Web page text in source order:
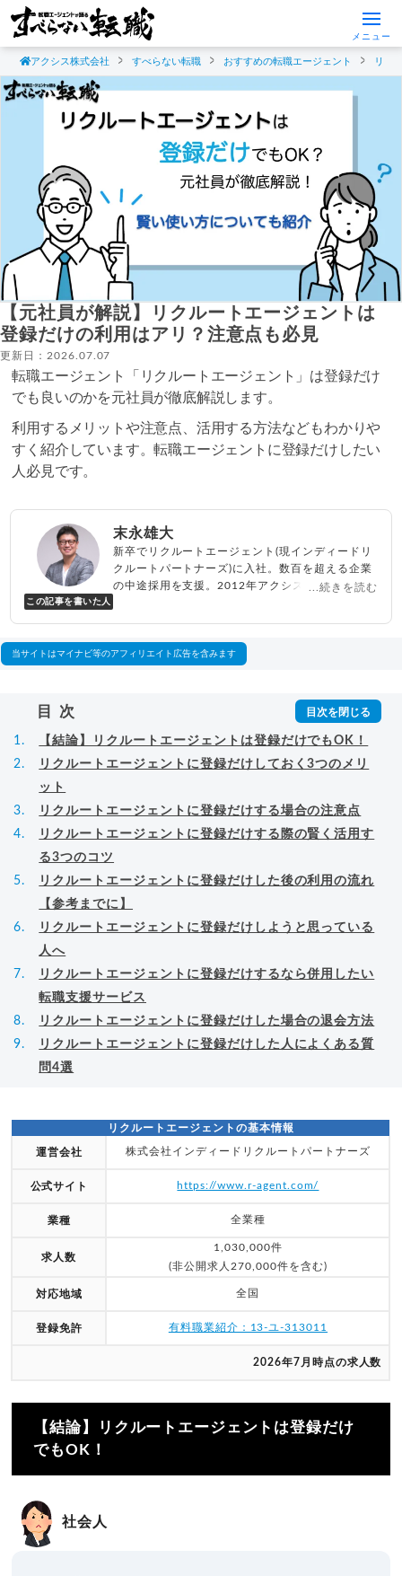
メニュー
アクシス株式会社 すべらない転職 おすすめの転職エージェント リク
【元社員が解説】リクルートエージェントは
登録だけの利用はアリ？注意点も必見
更新日：2026.07.07
転職エージェント「リクルートエージェント」は登録だけ
でも良いのかを元社員が徹底解説します。
利用するメリットや注意点、活用する方法などもわかりや
すく紹介しています。転職エージェントに登録だけしたい
人必見です。
この記事を書いた人
末永雄大
新卒でリクルートエージェント(現インディードリ
クルートパートナーズ)に入社。数百を超える企業
の中途採用を支援。2012年アクシス(株)設立、代
べらない転職エージェント
...続きを読む
当サイトはマイナビ等のアフィリエイト広告を含みます
目次
【結論】リクルートエージェントは登録だけでもOK！
リクルートエージェントに登録だけしておく3つのメリ
ット
リクルートエージェントに登録だけする場合の注意点
リクルートエージェントに登録だけする際の賢く活用す
る3つのコツ
リクルートエージェントに登録だけした後の利用の流れ
【参考までに】
リクルートエージェントに登録だけしようと思っている
人へ
リクルートエージェントに登録だけするなら併用したい
転職支援サービス
リクルートエージェントに登録だけした場合の退会方法
リクルートエージェントに登録だけした人によくある質
問4選
リクルートエージェントの基本情報
運営会社 株式会社インディードリクルートパートナーズ
公式サイト https://www.r-agent.com/
業種 全業種
求人数
1,030,000件
(非公開求人270,000件を含む)
対応地域 全国
登録免許 有料職業紹介：13-ユ-313011
2026年7月時点の求人数
【結論】リクルートエージェントは登録だけ
でもOK！
社会人